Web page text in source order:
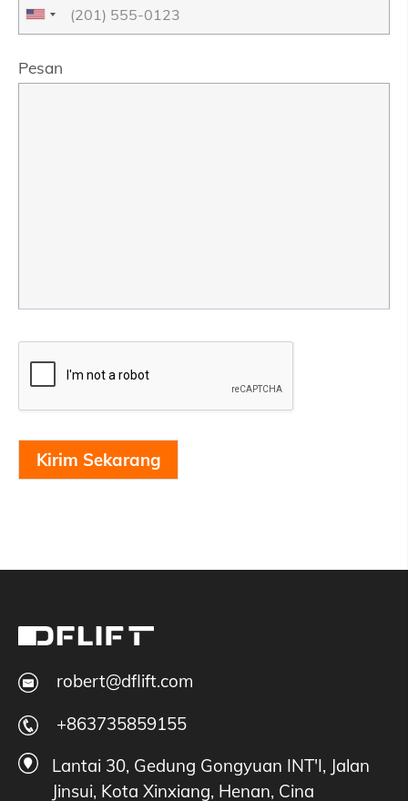
Pesan
Kirim Sekarang
robert@dflift.com
+863735859155
Lantai 30, Gedung Gongyuan INT'I, Jalan
Jinsui, Kota Xinxiang, Henan, Cina